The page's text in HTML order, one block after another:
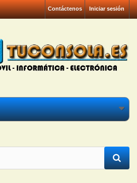
Iniciar sesión
Contáctenos